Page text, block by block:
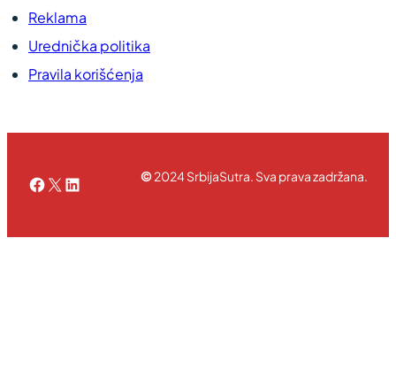
Reklama
Urednička politika
Pravila korišćenja
Facebook
X LinkedIn©2024 SrbijaSutra. Sva prava zadržana.